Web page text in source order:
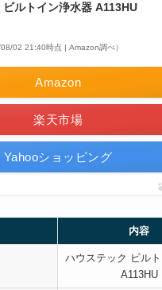
ルトイン浄水器 A113HU
08/02 21:40時点 | Amazon調べ）
Amazon
楽天市場
Yahooショッピング
内容
ハウステック ビル
A113HU